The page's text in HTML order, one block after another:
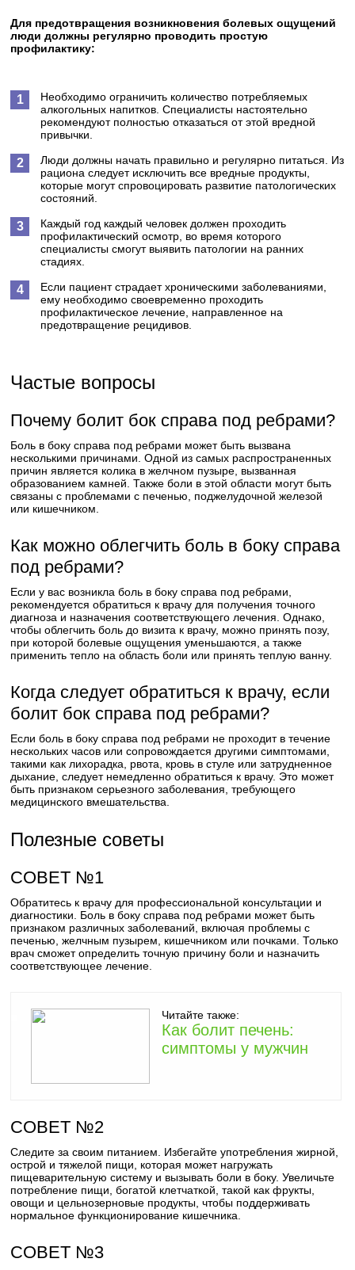
Для предотвращения возникновения болевых ощущений
люди должны регулярно проводить простую
профилактику:
Необходимо ограничить количество потребляемых
алкогольных напитков. Специалисты настоятельно
рекомендуют полностью отказаться от этой вредной
привычки.
Люди должны начать правильно и регулярно питаться. Из
рациона следует исключить все вредные продукты,
которые могут спровоцировать развитие патологических
состояний.
Каждый год каждый человек должен проходить
профилактический осмотр, во время которого
специалисты смогут выявить патологии на ранних
стадиях.
Если пациент страдает хроническими заболеваниями,
ему необходимо своевременно проходить
профилактическое лечение, направленное на
предотвращение рецидивов.
Частые вопросы
Почему болит бок справа под ребрами?
Боль в боку справа под ребрами может быть вызвана
несколькими причинами. Одной из самых распространенных
причин является колика в желчном пузыре, вызванная
образованием камней. Также боли в этой области могут быть
связаны с проблемами с печенью, поджелудочной железой
или кишечником.
Как можно облегчить боль в боку справа
под ребрами?
Если у вас возникла боль в боку справа под ребрами,
рекомендуется обратиться к врачу для получения точного
диагноза и назначения соответствующего лечения. Однако,
чтобы облегчить боль до визита к врачу, можно принять позу,
при которой болевые ощущения уменьшаются, а также
применить тепло на область боли или принять теплую ванну.
Когда следует обратиться к врачу, если
болит бок справа под ребрами?
Если боль в боку справа под ребрами не проходит в течение
нескольких часов или сопровождается другими симптомами,
такими как лихорадка, рвота, кровь в стуле или затрудненное
дыхание, следует немедленно обратиться к врачу. Это может
быть признаком серьезного заболевания, требующего
медицинского вмешательства.
Полезные советы
СОВЕТ №1
Обратитесь к врачу для профессиональной консультации и
диагностики. Боль в боку справа под ребрами может быть
признаком различных заболеваний, включая проблемы с
печенью, желчным пузырем, кишечником или почками. Только
врач сможет определить точную причину боли и назначить
соответствующее лечение.
Читайте также:
Как болит печень:
симптомы у мужчин
СОВЕТ №2
Следите за своим питанием. Избегайте употребления жирной,
острой и тяжелой пищи, которая может нагружать
пищеварительную систему и вызывать боли в боку. Увеличьте
потребление пищи, богатой клетчаткой, такой как фрукты,
овощи и цельнозерновые продукты, чтобы поддерживать
нормальное функционирование кишечника.
СОВЕТ №3